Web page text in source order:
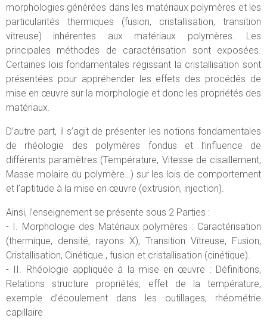
morphologies générées dans les matériaux polymères et les
particularités thermiques (fusion, cristallisation, transition
vitreuse) inhérentes aux matériaux polymères. Les
principales méthodes de caractérisation sont exposées.
Certaines lois fondamentales régissant la cristallisation sont
présentées pour appréhender les effets des procédés de
mise en œuvre sur la morphologie et donc les propriétés des
matériaux.
D’autre part, il s’agit de présenter les notions fondamentales
de rhéologie des polymères fondus et l’influence de
différents paramètres (Température, Vitesse de cisaillement,
Masse molaire du polymère…) sur les lois de comportement
et l’aptitude à la mise en œuvre (extrusion, injection).
Ainsi, l’enseignement se présente sous 2 Parties :
- I. Morphologie des Matériaux polymères : Caractérisation
(thermique, densité, rayons X), Transition Vitreuse, Fusion,
Cristallisation, Cinétique., fusion et cristallisation (cinétique).
- II. Rhéologie appliquée à la mise en œuvre : Définitions,
Relations structure propriétés, effet de la température,
exemple d’écoulement dans les outillages, rhéométrie
capillaire